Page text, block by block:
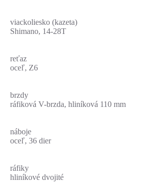
viackoliesko (kazeta)
Shimano, 14-28T
reťaz
oceľ, Z6
brzdy
ráfiková V-brzda, hliníková 110 mm
náboje
oceľ, 36 dier
ráfiky
hliníkové dvojité